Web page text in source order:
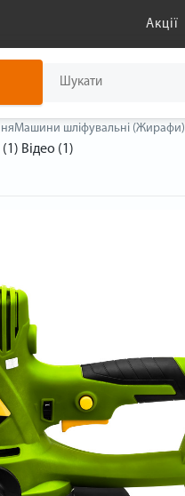
Акції
Машини шліфувальні (Жирафи)
(1) Відео (1)